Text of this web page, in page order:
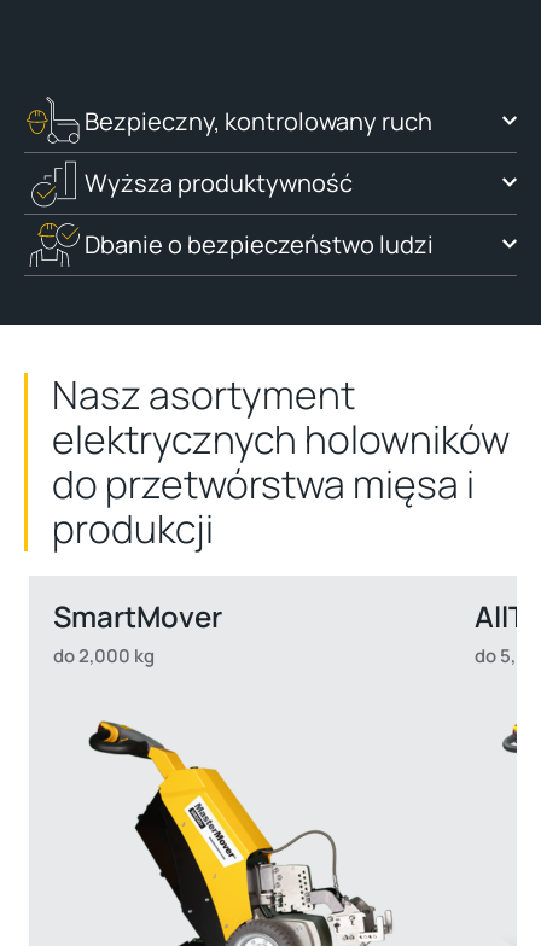
Bezpieczny, kontrolowany ruch
Wyższa produktywność
Dbanie o bezpieczeństwo ludzi
Nasz asortyment
elektrycznych holowników
do przetwórstwa mięsa i
produkcji
SmartMover
do 2,000 kg do